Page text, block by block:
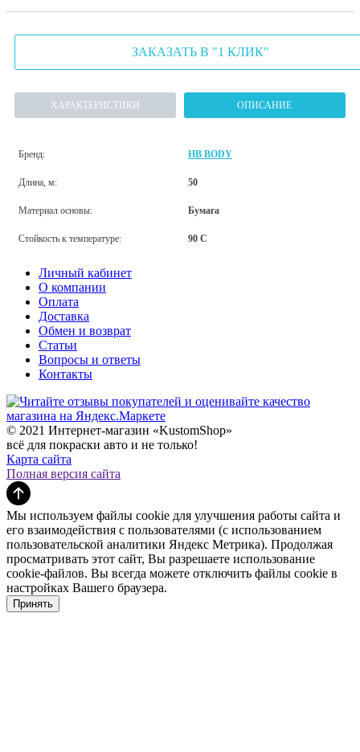
ЗАКАЗАТЬ В "1 КЛИК"
ХАРАКТЕРИСТИКИ ОПИСАНИЕ
Бренд: HB BODY
Длина, м: 50
Материал основы: Бумага
Стойкость к температуре: 90 С
Личный кабинет
О компании
Оплата
Доставка
Обмен и возврат
Статьи
Вопросы и ответы
Контакты
© 2021 Интернет-магазин «KustomShop»
всё для покраски авто и не только!
Карта сайта
Полная версия сайта
Мы используем файлы cookie для улучшения работы сайта и
его взаимодействия с пользователями (с использованием
пользовательской аналитики Яндекс Метрика). Продолжая
просматривать этот сайт, Вы разрешаете использование
cookie-файлов. Вы всегда можете отключить файлы cookie в
настройках Вашего браузера.
Принять